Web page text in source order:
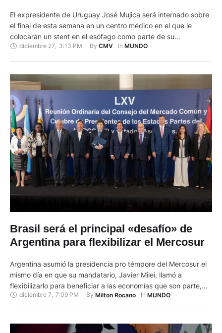
El expresidente de Uruguay José Mujica será internado sobre
el final de esta semana en un centro médico en el que le
colocarán un stent en el esófago como parte de su
tratamiento. Así lo informó el portal de la Asociación de la
diciembre 27 3:13 PM By CMV In MUNDO
Brasil será el principal «desafío» de
Argentina para flexibilizar el Mercosur
Argentina asumió la presidencia pro témpore del Mercosur el
mismo día en que su mandatario, Javier Milei, llamó a
flexibilizarlo para beneficiar a las economías que son parte,
pero los expertos coincidieron en que Brasil será el principal
diciembre 7, 7:09 PM By Milton Rocano In MUNDO